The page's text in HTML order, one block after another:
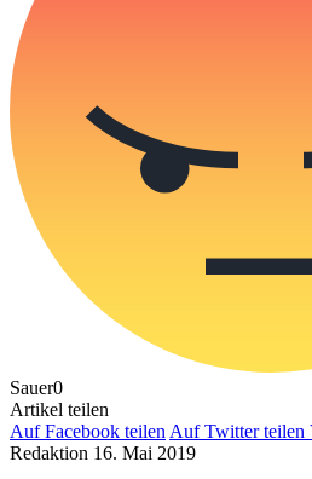
Sauer0
Artikel teilen
Auf Facebook teilen Auf Twitter teilen
Redaktion 16. Mai 2019